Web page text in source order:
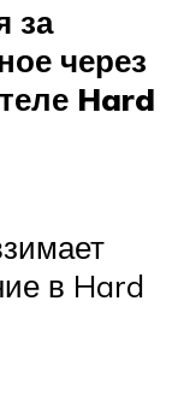
за
через
Hard
в Hard